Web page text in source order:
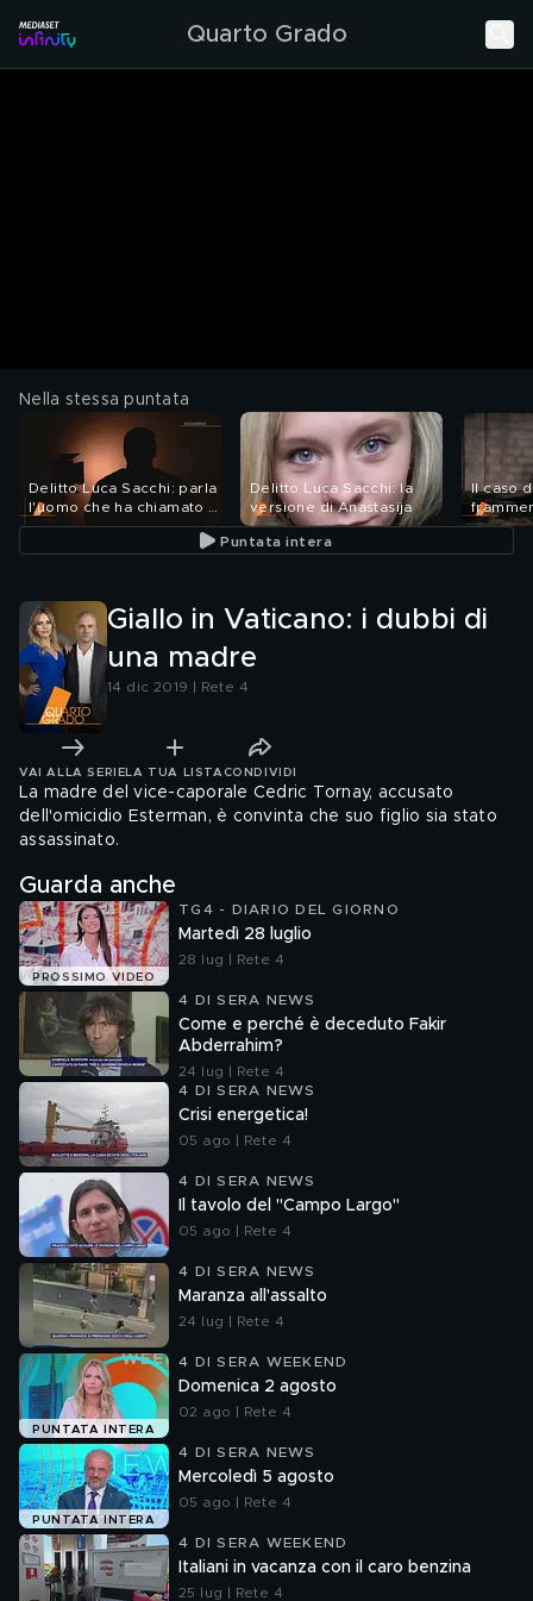
Quarto Grado
Nella stessa puntata
Delitto Luca Sacchi: parla
l'uomo che ha chiamato i
soccorsi
Delitto Luca Sacchi: la
versione di Anastasija
Il caso
Puntata intera
Giallo in Vaticano: i dubbi di
una madre
14 dic 2019 | Rete 4
VAI ALLA SERIE LA TUA LISTA CONDIVIDI
La madre del vice-caporale Cedric Tornay, accusato
dell'omicidio Esterman, è convinta che suo figlio sia stato
assassinato.
Guarda anche
PROSSIMO VIDEO
TG4 - DIARIO DEL GIORNO
Martedì 28 luglio
28 lug | Rete 4
4 DI SERA NEWS
Come e perché è deceduto Fakir
Abderrahim?
24 lug | Rete 4
4 DI SERA NEWS
Crisi energetica!
05 ago | Rete 4
4 DI SERA NEWS
Il tavolo del "Campo Largo"
05 ago | Rete 4
4 DI SERA NEWS
Maranza all'assalto
24 lug | Rete 4
PUNTATA INTERA
4 DI SERA WEEKEND
Domenica 2 agosto
02 ago | Rete 4
PUNTATA INTERA
4 DI SERA NEWS
Mercoledì 5 agosto
05 ago | Rete 4
4 DI SERA WEEKEND
Italiani in vacanza con il caro benzina
25 lug | Rete 4